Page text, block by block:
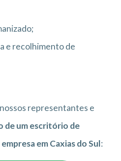
e recolhimento de
representantes e
de um escritório de
em Caxias do Sul: